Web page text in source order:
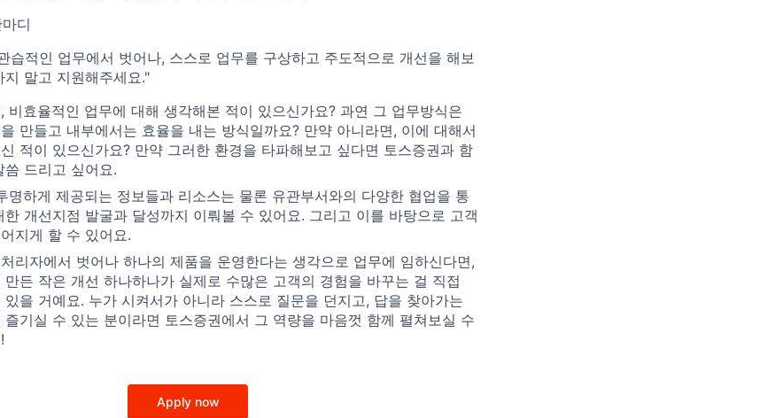
디
습적인 업무에서 벗어나, 스스로 업무를 구상하고 주도적으로 개선을 해보
말고 지원해주세요."
비효율적인 업무에 대해 생각해본 적이 있으신가요? 과연 그 업무방식은
만들고 내부에서는 효율을 내는 방식일까요? 만약 아니라면, 이에 대해서
적이 있으신가요? 만약 그러한 환경을 타파해보고 싶다면 토스증권과 함
드리고 싶어요.
명하게 제공되는 정보들과 리소스는 물론 유관부서와의 다양한 협업을 통
한 개선지점 발굴과 달성까지 이뤄볼 수 있어요. 그리고 이를 바탕으로 고객
지게 할 수 있어요.
리자에서 벗어나 하나의 제품을 운영한다는 생각으로 업무에 임하신다면,
만든 작은 개선 하나하나가 실제로 수많은 고객의 경험을 바꾸는 걸 직접
있을 거예요. 누가 시켜서가 아니라 스스로 질문을 던지고, 답을 찾아가는
즐기실 수 있는 분이라면 토스증권에서 그 역량을 마음껏 함께 펼쳐보실 수
Apply now